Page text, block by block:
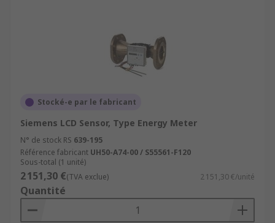
Stocké-e par le fabricant
Siemens LCD Sensor, Type Energy Meter
N° de stock RS 639-195
Référence fabricant UH50-A74-00 / S55561-F120
Sous-total (1 unité)
2 151,30 €(TVA exclue) 2 151,30 €/unité
Quantité